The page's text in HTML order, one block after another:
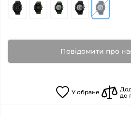
Повідомити про
У обране
до